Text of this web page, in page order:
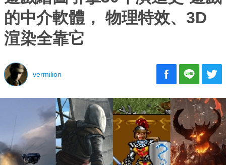
的中介軟體， 物理特效、3D
渲染全靠它
vermilion